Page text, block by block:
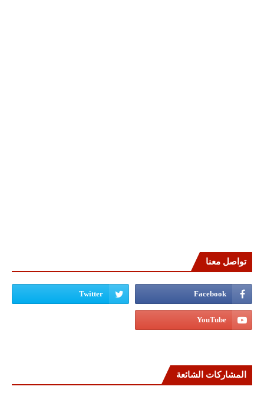
تواصل معنا
المشاركات الشائعة